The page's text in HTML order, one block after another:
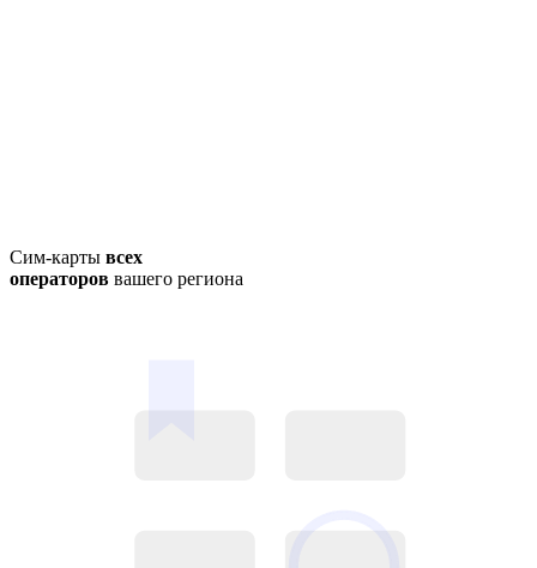
Сим-карты всех
операторов вашего региона